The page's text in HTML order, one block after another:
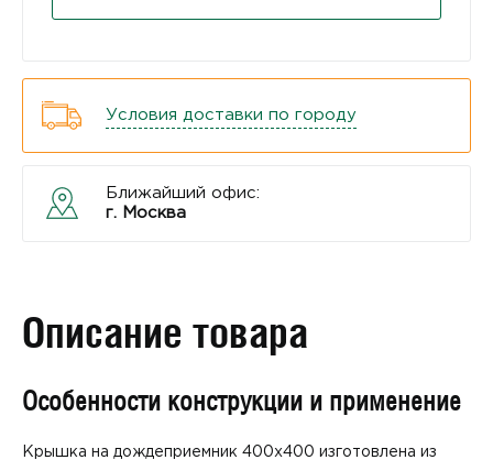
Условия доставки по городу
Ближайший офис:
г. Москва
Описание товара
Особенности конструкции и применение
Крышка на дождеприемник 400х400 изготовлена из